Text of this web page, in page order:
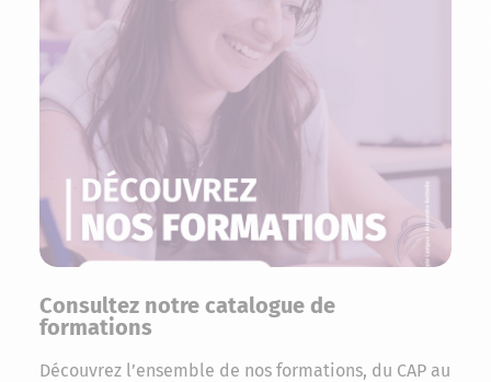
Consultez notre catalogue de
formations
Découvrez l’ensemble de nos formations, du CAP au